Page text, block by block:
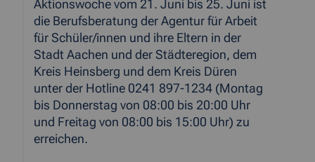
Aktionswoche vom 21. Juni bis 25. Juni ist
die Berufsberatung der Agentur für Arbeit
für Schüler/innen und ihre Eltern in der
Stadt Aachen und der Städteregion, dem
Kreis Heinsberg und dem Kreis Düren
unter der Hotline 0241 897-1234 (Montag
bis Donnerstag von 08:00 bis 20:00 Uhr
und Freitag von 08:00 bis 15:00 Uhr) zu
erreichen.